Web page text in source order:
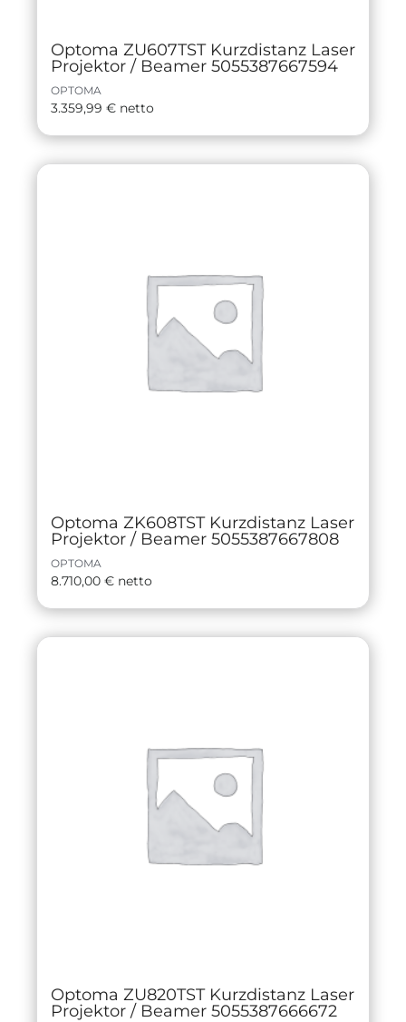
Optoma ZU607TST Kurzdistanz Laser
Projektor / Beamer 5055387667594
OPTOMA
3.359,99 € netto
Optoma ZK608TST Kurzdistanz Laser
Projektor / Beamer 5055387667808
OPTOMA
8.710,00 € netto
Optoma ZU820TST Kurzdistanz Laser
Projektor / Beamer 5055387666672